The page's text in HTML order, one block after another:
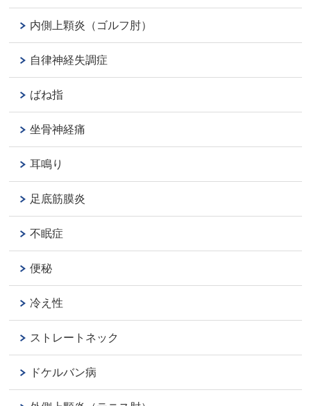
内側上顆炎（ゴルフ肘）
自律神経失調症
ばね指
坐骨神経痛
耳鳴り
足底筋膜炎
不眠症
便秘
冷え性
ストレートネック
ドケルバン病